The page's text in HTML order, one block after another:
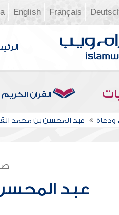
Français
English
القرآن الكريم
ودعاة عبد المحسن بن محمد
عبد